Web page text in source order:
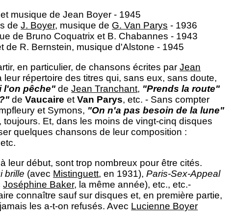
musique de Jean Boyer - 1945
deJ. Boyer, musique de G. Van Parys - 1936
de Bruno Coquatrix et B. Chabannes - 1943
de R. Bernstein, musique d'Alstone - 1945
en particulier, de chansons écrites parJean
répertoire des titres qui, sans eux, sans doute,
l'on pêche" deJean Tranchant, "Prends la route"
deVaucaire etVan Parys, etc. - Sans compter
et Symons, "On n'a pas besoin de la lune"
, toujours. Et, dans les moins de vingt-cinq disques
quelques chansons de leur composition :
leur début, sont trop nombreux pour être cités.
brille (avec Mistinguett, en 1931),Paris-Sex-Appeal
Joséphine Baker, la même année), etc., etc.-
connaître sauf sur disques et, en première partie,
les a-t-on refusés. Avec Lucienne Boyer